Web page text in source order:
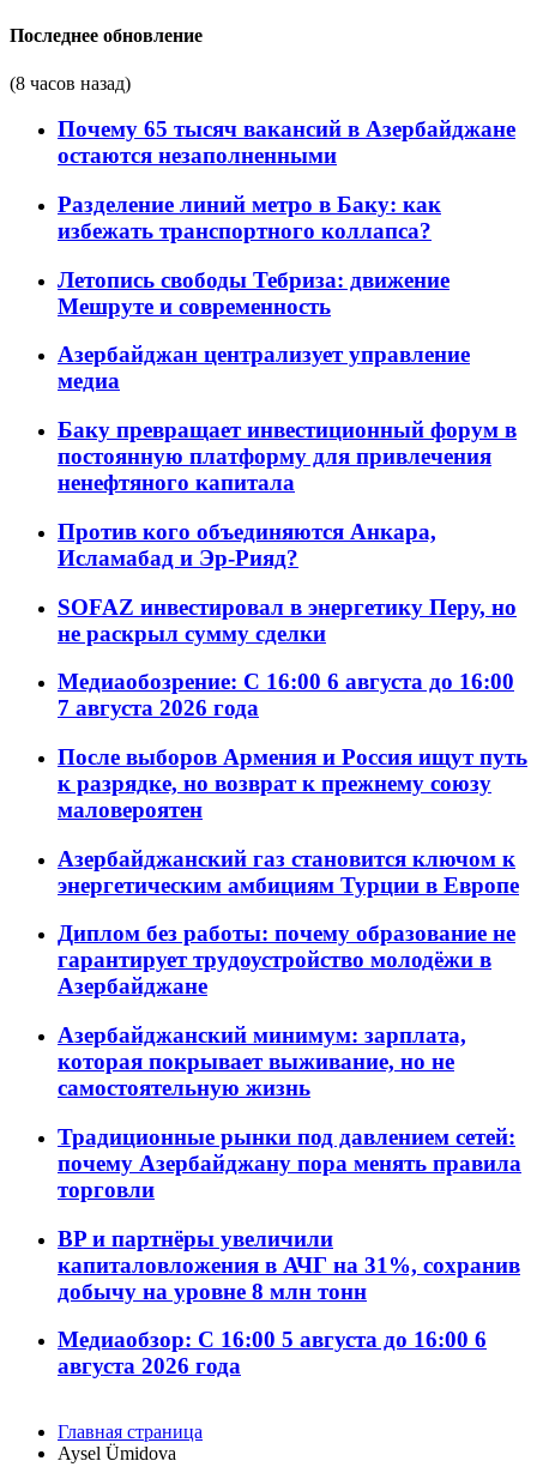
Последнее обновление
(8 часов назад)
Почему 65 тысяч вакансий в Азербайджане
остаются незаполненными
Разделение линий метро в Баку: как
избежать транспортного коллапса?
Летопись свободы Тебриза: движение
Мешруте и современность
Азербайджан централизует управление
медиа
Баку превращает инвестиционный форум в
постоянную платформу для привлечения
ненефтяного капитала
Против кого объединяются Анкара,
Исламабад и Эр-Рияд?
SOFAZ инвестировал в энергетику Перу, но
не раскрыл сумму сделки
Медиаобозрение: С 16:00 6 августа до 16:00
7 августа 2026 года
После выборов Армения и Россия ищут путь
к разрядке, но возврат к прежнему союзу
маловероятен
Азербайджанский газ становится ключом к
энергетическим амбициям Турции в Европе
Диплом без работы: почему образование не
гарантирует трудоустройство молодёжи в
Азербайджане
Азербайджанский минимум: зарплата,
которая покрывает выживание, но не
самостоятельную жизнь
Традиционные рынки под давлением сетей:
почему Азербайджану пора менять правила
торговли
BP и партнёры увеличили
капиталовложения в АЧГ на 31%, сохранив
добычу на уровне 8 млн тонн
Медиаобзор: С 16:00 5 августа до 16:00 6
августа 2026 года
Главная страница
Aysel Ümidova